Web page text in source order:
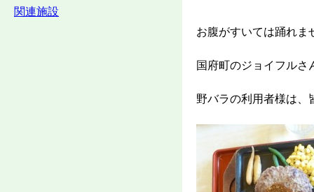
お腹がすいては踊れま
国府町のジョイフルさ
野バラの利用者様は、
関連施設